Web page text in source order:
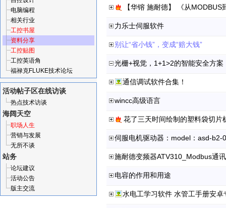
电脑编程
相关行业
工控书屋
资料分享
工控贴图
工控英语角
福禄克FLUKE技术论坛
活动帖子区在线访谈
热点技术访谈
海阔天空
职场人生
营销与发展
无所不谈
站务
论坛建议
活动公告
版主交流
【华镕 施耐德】 《从
力乐士伺服软件
别让“省小钱”，变成“赔大钱”
光栅+视觉，1+1>2的智能安全方案
通信调试软件合集！
wincc高级语言
花了三天时间绘制的塑料袋切
伺服电机驱动器：model：asd-b2-
施耐德变频器ATV310_Modbus通
电容的作用和用途
水电工学习软件 水管工手册安